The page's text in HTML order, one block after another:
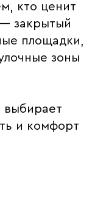
кто ценит
закрытый
площадки,
зоны
и комфорт